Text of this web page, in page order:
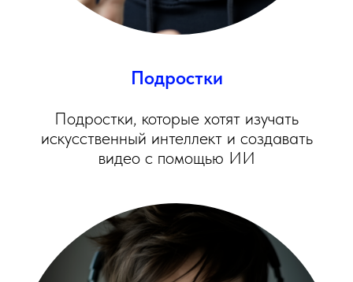
Подростки
Подростки, которые хотят изучать
искусственный интеллект и создавать
видео с помощью ИИ